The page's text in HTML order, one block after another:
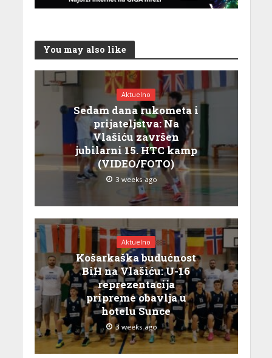
You may also like
Aktuelno
Sedam dana rukometa i
prijateljstva: Na
Vlašiću završen
jubilarni 15. HTC kamp
(VIDEO/FOTO)
3 weeks ago
Aktuelno
Košarkaška budućnost
BiH na Vlašiću: U-16
reprezentacija
pripreme obavlja u
hotelu Sunce
3 weeks ago